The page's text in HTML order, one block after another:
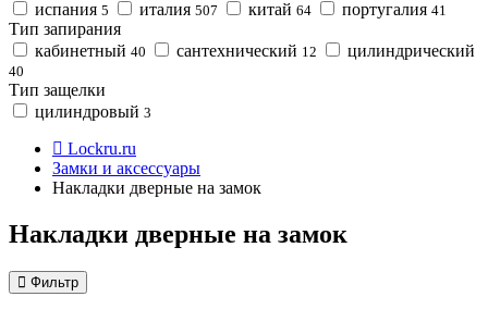
испания 5 италия 507 китай 64 португалия 41
Тип запирания
кабинетный 40 сантехнический 12 цилиндрический
40
Тип защелки
цилиндровый 3
Lockru.ru
Замки и аксессуары
Накладки дверные на замок
Накладки дверные на замок
Фильтр